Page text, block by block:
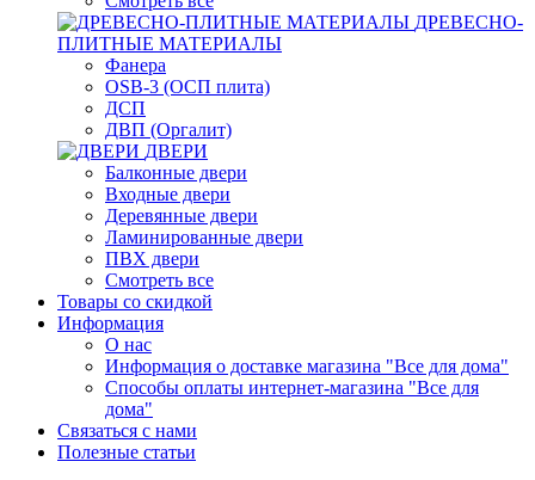
ДРЕВЕСНО-
ПЛИТНЫЕ МАТЕРИАЛЫ
Фанера
OSB-3 (ОСП плита)
ДСП
ДВП (Оргалит)
ДВЕРИ
Балконные двери
Входные двери
Деревянные двери
Ламинированные двери
ПВХ двери
Смотреть все
Товары со скидкой
Информация
О нас
Информация о доставке магазина "Все для дома"
Способы оплаты интернет-магазина "Все для
дома"
Связаться с нами
Полезные статьи